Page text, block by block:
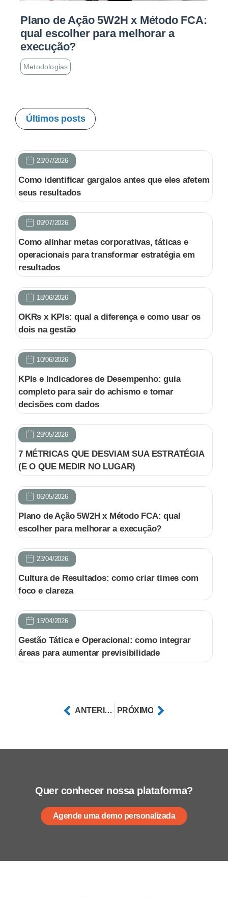
Plano de Ação 5W2H x Método FCA:
qual escolher para melhorar a
execução?
Metodologias
Últimos posts
23/07/2026
Como identificar gargalos antes que eles afetem
seus resultados
09/07/2026
Como alinhar metas corporativas, táticas e
operacionais para transformar estratégia em
resultados
18/06/2026
OKRs x KPIs: qual a diferença e como usar os
dois na gestão
10/06/2026
KPIs e Indicadores de Desempenho: guia
completo para sair do achismo e tomar
decisões com dados
29/05/2026
7 MÉTRICAS QUE DESVIAM SUA ESTRATÉGIA
(E O QUE MEDIR NO LUGAR)
06/05/2026
Plano de Ação 5W2H x Método FCA: qual
escolher para melhorar a execução?
23/04/2026
Cultura de Resultados: como criar times com
foco e clareza
15/04/2026
Gestão Tática e Operacional: como integrar
áreas para aumentar previsibilidade
ANTERIOR PRÓXIMO
Quer conhecer nossa plataforma?
Agende uma demo personalizada